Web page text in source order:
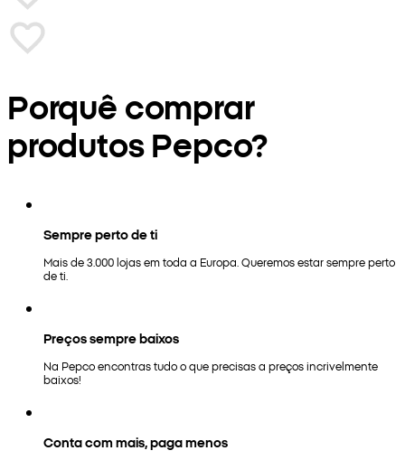
Porquê comprar
produtos Pepco?
Sempre perto de ti
Mais de 3.000 lojas em toda a Europa. Queremos estar sempre perto
de ti.
Preços sempre baixos
Na Pepco encontras tudo o que precisas a preços incrivelmente
baixos!
Conta com mais, paga menos